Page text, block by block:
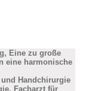
Eine zu große
eine harmonische
Handchirurgie
Facharzt für